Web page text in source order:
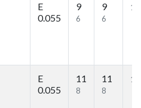
E
0.055
9
6
9
6
10
E
0.055
11
8
11
8
10